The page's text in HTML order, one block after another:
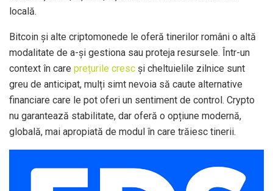
locală.
Bitcoin și alte criptomonede le oferă tinerilor români o altă
modalitate de a-și gestiona sau proteja resursele. Într-un
context în care prețurile cresc și cheltuielile zilnice sunt
greu de anticipat, mulți simt nevoia să caute alternative
financiare care le pot oferi un sentiment de control. Crypto
nu garantează stabilitate, dar oferă o opțiune modernă,
globală, mai apropiată de modul în care trăiesc tinerii.